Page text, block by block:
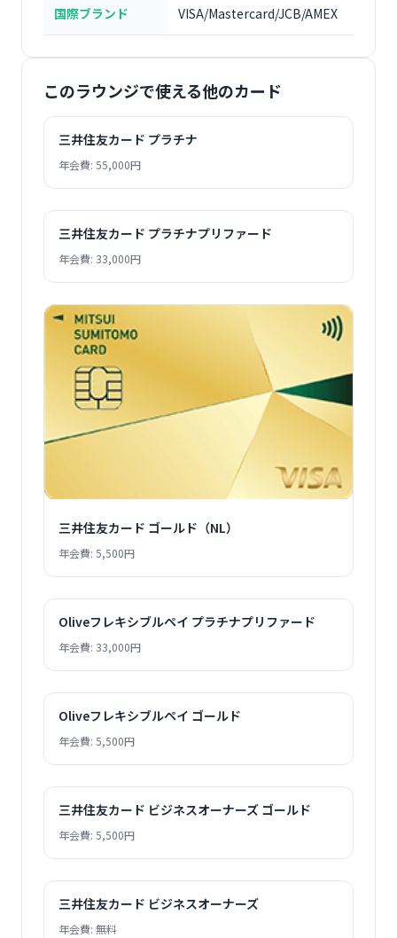
国際ブランド VISA/Mastercard/JCB/AMEX
このラウンジで使える他のカード
三井住友カード プラチナ
年会費: 55,000円
三井住友カード プラチナプリファード
年会費: 33,000円
三井住友カード ゴールド（NL）
年会費: 5,500円
Oliveフレキシブルペイ プラチナプリファード
年会費: 33,000円
Oliveフレキシブルペイ ゴールド
年会費: 5,500円
三井住友カード ビジネスオーナーズ ゴールド
年会費: 5,500円
三井住友カード ビジネスオーナーズ
年会費: 無料